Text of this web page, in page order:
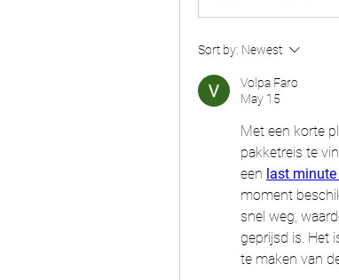
Sort by: Newest
Volpa Faro
May 15
Met een korte
pakketreis te
een last
moment
snel weg,
geprijsd is. Het
te maken van